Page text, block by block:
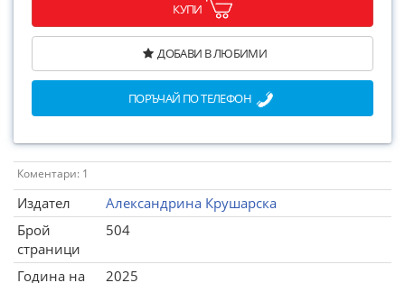
КУПИ
ДОБАВИ В ЛЮБИМИ
ПОРЪЧАЙ ПО ТЕЛЕФОН
Коментари: 1
Издател
Александрина Крушарска
Брой
страници
504
Година на
2025